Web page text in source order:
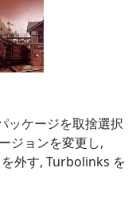
ッケージを取捨選択
ジョンを変更し,
外す, Turbolinks を